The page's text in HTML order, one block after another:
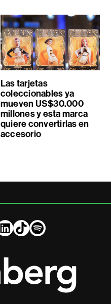
Las tarjetas
coleccionables ya
mueven US$30.000
millones y esta marca
quiere convertirlas en
accesorio